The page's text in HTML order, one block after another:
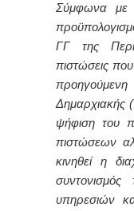
Σύμφωνα με
ΓΓ της
πιστώσεις
Δημαρχιακής
ψήφιση του
πιστώσεων
κινηθεί η
συντονισμός
υπηρεσιών